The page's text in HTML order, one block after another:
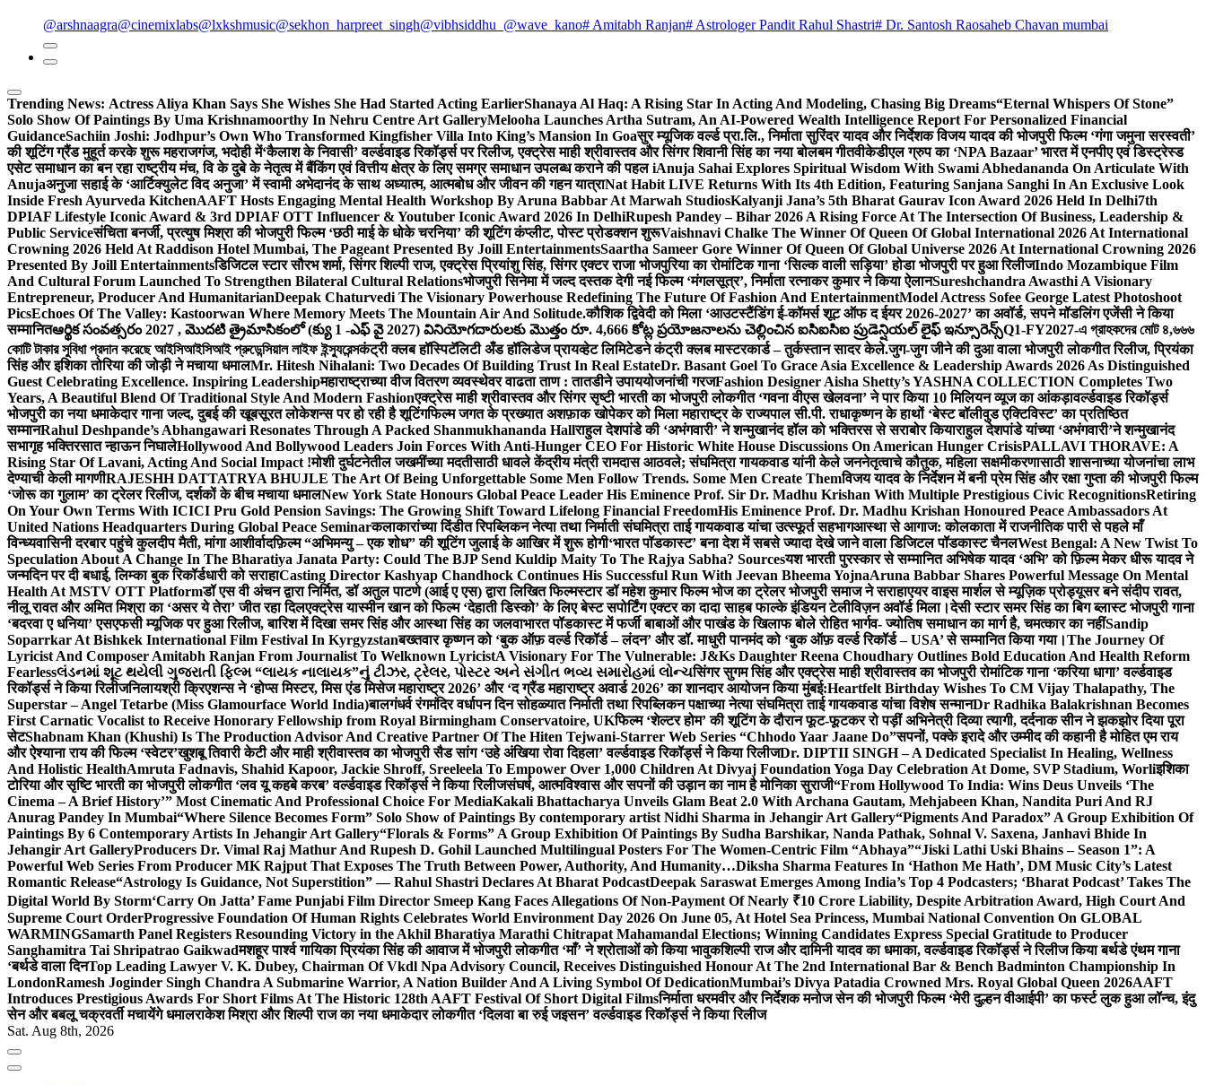
@arshnaagra@cinemixlabs@lxkshmusic@sekhon_harpreet_singh@vibhsiddhu_ @wave_kano# Amitabh Ranjan# Astrologer Pandit Rahul Shastri# Dr. Santosh Raosaheb Chavan mumbai
Trending News: Actress Aliya Khan Says She Wishes She Had Started Acting EarlierShanaya Al Haq: A Rising Star In Acting And Modeling, Chasing Big Dreams“Eternal Whispers Of Stone”
Solo Show Of Paintings By Uma Krishnamoorthy In Nehru Centre Art GalleryMelooha Launches Artha Sutram, An AI-Powered Wealth Intelligence Report For Personalized Financial
GuidanceSachiin Joshi: Jodhpur’s Own Who Transformed Kingfisher Villa Into King’s Mansion In Goaसुर म्यूजिक वर्ल्ड प्रा.लि., निर्माता सुरिंदर यादव और निर्देशक विजय यादव की भोजपुरी फिल्म ‘गंगा जमुना सरस्वती’
की शूटिंग ग्रैंड मुहूर्त करके शुरू महराजगंज, भदोही में‘कैलाश के निवासी’ वर्ल्डवाइड रिकॉर्ड्स पर रिलीज, एक्ट्रेस माही श्रीवास्तव और सिंगर शिवानी सिंह का नया बोलबम गीतवीकेडीएल ग्रुप का ‘NPA Bazaar’ भारत में एनपीए एवं डिस्ट्रेस्ड
एसेट समाधान का बन रहा राष्ट्रीय मंच, वि के दुबे के नेतृत्व में बैंकिंग एवं वित्तीय क्षेत्र के लिए समग्र समाधान उपलब्ध कराने की पहल iAnuja Sahai Explores Spiritual Wisdom With Swami Abhedananda On Articulate With
Anujaअनुजा सहाई के ‘आर्टिक्युलेट विद अनुजा’ में स्वामी अभेदानंद के साथ अध्यात्म, आत्मबोध और जीवन की गहन यात्राNat Habit LIVE Returns With Its 4th Edition, Featuring Sanjana Sanghi In An Exclusive Look
Inside Fresh Ayurveda KitchenAAFT Hosts Engaging Mental Health Workshop By Aruna Babbar At Marwah StudiosKalyanji Jana’s 5th Bharat Gaurav Icon Award 2026 Held In Delhi7th
DPIAF Lifestyle Iconic Award & 3rd DPIAF OTT Influencer & Youtuber Iconic Award 2026 In DelhiRupesh Pandey – Bihar 2026 A Rising Force At The Intersection Of Business, Leadership &
Public Serviceसंचिता बनर्जी, प्रत्युष मिश्रा की भोजपुरी फिल्म ‘छठी माई के धोके चरनिया’ की शूटिंग कंप्लीट, पोस्ट प्रोडक्शन शुरूVaishnavi Chalke The Winner Of Queen Of Global International 2026 At International
Crowning 2026 Held At Raddison Hotel Mumbai, The Pageant Presented By Joill EntertainmentsSaartha Sameer Gore Winner Of Queen Of Global Universe 2026 At International Crowning 2026
Presented By Joill Entertainmentsडिजिटल स्टार सौरभ शर्मा, सिंगर शिल्पी राज, एक्ट्रेस प्रियांशु सिंह, सिंगर एक्टर राजा भोजपुरिया का रोमांटिक गाना ‘सिल्क वाली सड़िया’ होडा भोजपुरी पर हुआ रिलीजIndo Mozambique Film
And Cultural Forum Launched To Strengthen Bilateral Cultural Relationsभोजपुरी सिनेमा में जल्द दस्तक देगी नई फिल्म ‘मंगलसूत्र’, निर्माता रत्नाकर कुमार ने किया ऐलानSureshchandra Awasthi A Visionary
Entrepreneur, Producer And HumanitarianDeepak Chaturvedi The Visionary Powerhouse Redefining The Future Of Fashion And EntertainmentModel Actress Sofee George Latest Photoshoot
PicsEchoes Of The Valley: Kastoorwan Where Memory Meets The Mountain Air And Solitude.कौशिक द्विवेदी को मिला ‘आउटस्टैंडिंग ई-कॉमर्स शूट ऑफ द ईयर 2026-2027’ का अवॉर्ड, सपने मॉडलिंग एजेंसी ने किया
सम्मानितఆర్థిక సంవత్సరం 2027 , మొదటి త్రైమాసికంలో (క్యు 1 -ఎఫ్ వై 2027) వినియోగదారులకు మొత్తం రూ. 4,666 కోట్ల ప్రయోజనాలను చెల్లించిన ఐసిఐసిఐ ప్రుడెన్షియల్ లైఫ్ ఇన్సూరెన్స్Q1-FY2027-এ গ্রাহকদের মোট ৪,৬৬৬
কোটি টাকার সুবিধা প্রদান করেছে আইসিআইসিআই প্রুডেন্সিয়াল লাইফ ইন্স্যুরেন্সकंट्री क्लब हॉस्पिटॅलिटी अँड हॉलिडेज प्रायव्हेट लिमिटेडने कंट्री क्लब मास्टरकार्ड – तुर्कस्तान सादर केले.जुग-जुग जीने की दुआ वाला भोजपुरी लोकगीत रिलीज, प्रियंका
सिंह और इशिका तोरिया की जोड़ी ने मचाया धमालMr. Hitesh Nihalani: Two Decades Of Building Trust In Real EstateDr. Basant Goel To Grace Asia Excellence & Leadership Awards 2026 As Distinguished
Guest Celebrating Excellence. Inspiring Leadershipमहाराष्ट्राच्या वीज वितरण व्यवस्थेवर वाढता ताण : तातडीने उपाययोजनांची गरजFashion Designer Aisha Shetty’s YASHNA COLLECTION Completes Two
Years, A Beautiful Blend Of Traditional Style And Modern Fashionएक्ट्रेस माही श्रीवास्तव और सिंगर सृष्टी भारती का भोजपुरी लोकगीत ‘गवना वीएस खेलवना’ ने पार किया 10 मिलियन व्यूज का आंकड़ावर्ल्डवाइड रिकॉर्ड्स
भोजपुरी का नया धमाकेदार गाना जल्द, दुबई की खूबसूरत लोकेशन्स पर हो रही है शूटिंगफिल्म जगत के प्रख्यात अशफ़ाक खोपेकर को मिला महाराष्ट्र के राज्यपाल सी.पी. राधाकृष्णन के हाथों ‘बेस्ट बॉलीवुड एक्टिविस्ट’ का प्रतिष्ठित
सम्मानRahul Deshpande’s Abhangawari Resonates Through A Packed Shanmukhananda Hallराहुल देशपांडे की ‘अभंगवारी’ ने शन्मुखानंद हॉल को भक्तिरस से सराबोर कियाराहुल देशपांडे यांच्या ‘अभंगवारी’ने शन्मुखानंद
सभागृह भक्तिरसात न्हाऊन निघालेHollywood And Bollywood Leaders Join Forces With Anti-Hunger CEO For Historic White House Discussions On American Hunger CrisisPALLAVI THORAVE: A
Rising Star Of Lavani, Acting And Social Impact !मोशी दुर्घटनेतील जखमींच्या मदतीसाठी धावले केंद्रीय मंत्री रामदास आठवले; संघमित्रा गायकवाड यांनी केले जननेतृत्वाचे कौतुक, महिला सक्षमीकरणासाठी शासनाच्या योजनांचा लाभ
देण्याची केली मागणीRAJESHH DATTATRYA BHUJLE The Art Of Being Unforgettable Some Men Follow Trends. Some Men Create Themविजय यादव के निर्देशन में बनी प्रेम सिंह और रक्षा गुप्ता की भोजपुरी फिल्म
‘जोरू का गुलाम’ का ट्रेलर रिलीज, दर्शकों के बीच मचाया धमालNew York State Honours Global Peace Leader His Eminence Prof. Sir Dr. Madhu Krishan With Multiple Prestigious Civic RecognitionsRetiring
On Your Own Terms With ICICI Pru Gold Pension Savings: The Growing Shift Toward Lifelong Financial FreedomHis Eminence Prof. Dr. Madhu Krishan Honoured Peace Ambassadors At
United Nations Headquarters During Global Peace Seminarकलाकारांच्या दिंडीत रिपब्लिकन नेत्या तथा निर्माती संघमित्रा ताई गायकवाड यांचा उत्स्फूर्त सहभागआस्था से आगाज: कोलकाता में राजनीतिक पारी से पहले माँ
विन्ध्यवासिनी दरबार पहुंचे कुलदीप मैती, मांगा आशीर्वादफ़िल्म “अभिमन्यु – एक शोध” की शूटिंग जुलाई के आखिर में शुरू होगी‘भारत पॉडकास्ट’ बना देश में सबसे ज्यादा देखे जाने वाला डिजिटल पॉडकास्ट चैनलWest Bengal: A New Twist To
Speculation About A Change In The Bharatiya Janata Party: Could The BJP Send Kuldip Maity To The Rajya Sabha? Sourcesयश भारती पुरस्कार से सम्मानित अभिषेक यादव ‘अभि’ को फ़िल्म मेकर धीरू यादव ने
जन्मदिन पर दी बधाई, लिम्का बुक रिकॉर्डधारी को सराहाCasting Director Kashyap Chandhock Continues His Successful Run With Jeevan Bheema YojnaAruna Babbar Shares Powerful Message On Mental
Health At MSTV OTT Platformडॉ एस वी अंचन द्वारा निर्मित, डॉ अतुल पाटणे (आई ए एस) द्वारा लिखित फिल्मस्टार डॉ महेश कुमार फिल्म भोज का ट्रेलर भोजपुरी समाज ने सराहाएयर वाइस मार्शल से म्यूज़िक प्रोड्यूसर बने संदीप रावत,
नीलू रावत और अमित मिश्रा का ‘असर ये तेरा’ जीत रहा दिलएक्ट्रेस यास्मीन खान को फिल्म ‘देहाती डिस्को’ के लिए बेस्ट सपोर्टिंग एक्टर का दादा साहब फाल्के इंडियन टेलीविज़न अवॉर्ड मिला।देसी स्टार समर सिंह का बिग ब्लास्ट भोजपुरी गाना
‘बदरवा ए धनिया’ एसएफसी म्यूजिक पर हुआ रिलीज, बारिश में दिखा समर सिंह और आस्था सिंह का जलवाभारत पॉडकास्ट में फर्जी बाबाओं और पाखंड के खिलाफ बोले रोहित भार्गव- ज्योतिष समाधान का मार्ग है, चमत्कार का नहींSandip
Soparrkar At Bishkek International Film Festival In Kyrgyzstanबख्तवार कृष्णन को ‘बुक ऑफ़ वर्ल्ड रिकॉर्ड – लंदन’ और डॉ. माधुरी पानमंद को ‘बुक ऑफ़ वर्ल्ड रिकॉर्ड – USA’ से सम्मानित किया गया।The Journey Of
Lyricist And Composer Amitabh Ranjan From Journalist To Welknown LyricistA Visionary For The Vulnerable: J&Ks Daughter Reena Choudhary Outlines Bold Education And Health Reform
Fearlessલંડનમાં શૂટ થયેલી ગુજરાતી ફિલ્મ “લાયક નાલાયક”નું ટીઝર, ટ્રેલર, પોસ્ટર અને સંગીત ભવ્ય સમારોહમાં લોન્ચसिंगर सुगम सिंह और एक्ट्रेस माही श्रीवास्तव का भोजपुरी रोमांटिक गाना ‘करिया धागा’ वर्ल्डवाइड
रिकॉर्ड्स ने किया रिलीजनिलायश्री क्रिएशन्स ने ‘होप्स मिस्टर, मिस एंड मिसेज महाराष्ट्र 2026’ और ‘द ग्रैंड महाराष्ट्र अवार्ड 2026’ का शानदार आयोजन किया मुंबई:Heartfelt Birthday Wishes To CM Vijay Thalapathy, The
Superstar – Angel Tetarbe (Miss Glamourface World India)बालगंधर्व रंगमंदिर वर्धापन दिन सोहळ्यात निर्माती तथा रिपब्लिकन पक्षाच्या नेत्या संघमित्रा ताई गायकवाड यांचा विशेष सन्मानDr Radhika Balakrishnan Becomes
First Carnatic Vocalist to Receive Honorary Fellowship from Royal Birmingham Conservatoire, UKफिल्म ‘शेल्टर होम’ की शूटिंग के दौरान फूट-फूटकर रो पड़ीं अभिनेत्री दिव्या त्यागी, दर्दनाक सीन ने झकझोर दिया पूरा
सेटShabnam Khan (Khushi) Is The Production Advisor And Creative Partner Of The Hiten Tejwani-Starrer Web Series “Chhodo Yaar Jaane Do”सपनों, पक्के इरादे और उम्मीद की कहानी है मोहित एम राय
और ऐश्याना राय की फिल्म ‘स्वेटर’खुशबू तिवारी केटी और माही श्रीवास्तव का भोजपुरी सैड सांग ‘उहे अंखिया रोवा दिहला’ वर्ल्डवाइड रिकॉर्ड्स ने किया रिलीजDr. DIPTII SINGH – A Dedicated Specialist In Healing, Wellness
And Holistic HealthAmruta Fadnavis, Shahid Kapoor, Jackie Shroff, Sreeleela To Empower Over 1,000 Children At Divyaj Foundation Yoga Day Celebration At Dome, SVP Stadium, Worliइशिका
टोरिया और सृष्टि भारती का भोजपुरी लोकगीत ‘लव यू कहबे करब’ वर्ल्डवाइड रिकॉर्ड्स ने किया रिलीजसंघर्ष, आत्मविश्वास और सपनों की उड़ान का नाम है मोनिका सुराजी“From Hollywood To India: Wins Deus Unveils ‘The
Cinema – A Brief History’” Most Cinematic And Professional Choice For MediaKakali Bhattacharya Unveils Glam Beat 2.0 With Archana Gautam, Mehjabeen Khan, Nandita Puri And RJ
Anurag Pandey In Mumbai“Where Silence Becomes Form” Solo Show of Paintings By contemporary artist Nidhi Sharma in Jehangir Art Gallery“Pigments And Paradox” A Group Exhibition Of
Paintings By 6 Contemporary Artists In Jehangir Art Gallery“Florals & Forms” A Group Exhibition Of Paintings By Sudha Barshikar, Nanda Pathak, Sohnal V. Saxena, Janhavi Bhide In
Jehangir Art GalleryProducers Dr. Vimal Raj Mathur And Rupesh D. Gohil Launched Multilingual Posters For The Women-Centric Film “Abhaya”“Jiski Lathi Uski Bhains – Season 1”: A
Powerful Web Series From Producer MK Rajput That Exposes The Truth Between Power, Authority, And Humanity…Diksha Sharma Features In ‘Hathon Me Hath’, DM Music City’s Latest
Romantic Release“Astrology Is Guidance, Not Superstition” — Rahul Shastri Declares At Bharat PodcastDeepak Saraswat Emerges Among India’s Top 4 Podcasters; ‘Bharat Podcast’ Takes The
Digital World By Storm‘Carry On Jatta’ Fame Punjabi Film Director Smeep Kang Faces Allegations Of Non-Payment Of Nearly ₹10 Crore Liability, Despite Arbitration Award, High Court And
Supreme Court OrderProgressive Foundation Of Human Rights Celebrates World Environment Day 2026 On June 05, At Hotel Sea Princess, Mumbai National Convention On GLOBAL
WARMINGSamarth Panel Registers Resounding Victory in the Akhil Bharatiya Marathi Chitrapat Mahamandal Elections; Winning Candidates Express Special Gratitude to Producer
Sanghamitra Tai Shripatrao Gaikwadमशहूर पार्श्व गायिका प्रियंका सिंह की आवाज में भोजपुरी लोकगीत ‘माँ’ ने श्रोताओं को किया भावुकशिल्पी राज और दामिनी यादव का धमाका, वर्ल्डवाइड रिकॉर्ड्स ने रिलीज किया बर्थडे एंथम गाना
‘बर्थडे वाला दिनTop Leading Lawyer V. K. Dubey, Chairman Of Vkdl Npa Advisory Council, Receives Distinguished Honour At The 2nd International Bar & Bench Badminton Championship In
LondonRamesh Joginder Singh Chandra A Submarine Warrior, A Nation Builder And A Living Symbol Of DedicationMumbai’s Divya Patadia Crowned Mrs. Royal Global Queen 2026AAFT
Introduces Prestigious Awards For Short Films At The Historic 128th AAFT Festival Of Short Digital Filmsनिर्माता धरमवीर और निर्देशक मनोज सेन की भोजपुरी फिल्म ‘मेरी दुल्हन वीआईपी’ का फर्स्ट लुक हुआ लॉन्च, इंदु
सेन और बबलू चक्रवर्ती मचायेंगे धमालराकेश मिश्रा और शिल्पी राज का नया धमाकेदार लोकगीत ‘दिलवा बा रुई जइसन’ वर्ल्डवाइड रिकॉर्ड्स ने किया रिलीज
Sat. Aug 8th, 2026